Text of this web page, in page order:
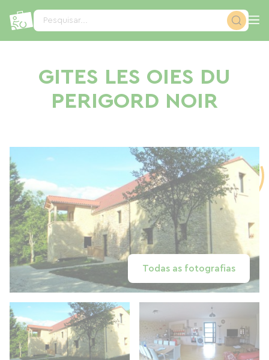
Pesquisar...
GITES LES OIES DU
PERIGORD NOIR
Todas as fotografias
Painel de Gerenciamento de Cookies